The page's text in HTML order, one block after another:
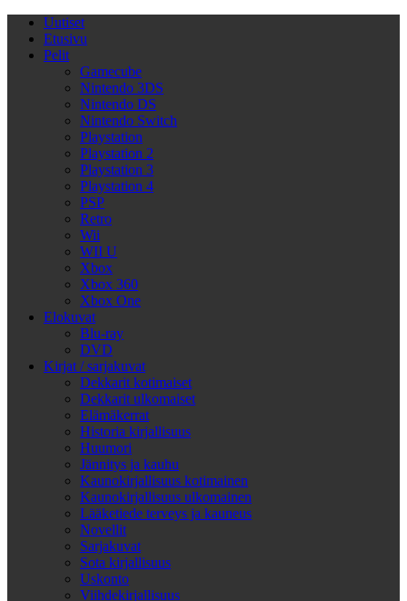
Uutiset
Etusivu
Pelit
Gamecube
Nintendo 3DS
Nintendo DS
Nintendo Switch
Playstation
Playstation 2
Playstation 3
Playstation 4
PSP
Retro
Wii
WII U
Xbox
Xbox 360
Xbox One
Elokuvat
Blu-ray
DVD
Kirjat / sarjakuvat
Dekkarit kotimaiset
Dekkarit ulkomaiset
Elämäkerrat
Historia kirjallisuus
Huumori
Jännitys ja kauhu
Kaunokirjallisuus kotimainen
Kaunokirjallisuus ulkomainen
Lääketiede terveys ja kauneus
Novellit
Sarjakuvat
Sota kirjallisuus
Uskonto
Viihdekirjallisuus